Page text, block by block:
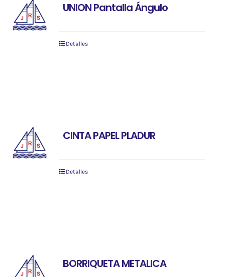
UNION Pantalla Ángulo
Detalles
CINTA PAPEL PLADUR
Detalles
BORRIQUETA METALICA